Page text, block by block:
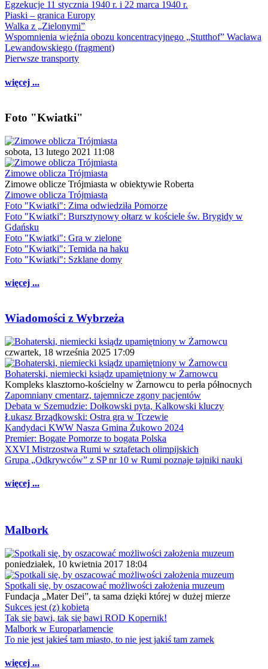
Egzekucje 11 stycznia 1940 r. i 22 marca 1940 r.
Piaski – granica Europy
Walka z „Zielonymi”
Wspomnienia więźnia obozu koncentracyjnego „Stutthof” Wacława
Lewandowskiego (fragment)
Pierwsze transporty
więcej ...
Foto "Kwiatki"
sobota, 13 lutego 2021 11:08
Zimowe oblicza Trójmiasta
Zimowe oblicze Trójmiasta w obiektywie Roberta
Zimowe oblicza Trójmiasta
Foto "Kwiatki": Zima odwiedziła Pomorze
Foto "Kwiatki": Bursztynowy ołtarz w kościele św. Brygidy w
Gdańsku
Foto "Kwiatki": Gra w zielone
Foto "Kwiatki": Temida na haku
Foto "Kwiatki": Szklane domy
więcej ...
Wiadomości z Wybrzeża
czwartek, 18 września 2025 17:09
Bohaterski, niemiecki ksiądz upamiętniony w Żarnowcu
Kompleks klasztorno-kościelny w Żarnowcu to perła północnych
Zapomniany cmentarz, tajemnicze zgony pacjentów
Debata w Szemudzie: Dołkowski pyta, Kalkowski kluczy
Łukasz Brządkowski: Ostra gra w Tczewie
Kandydaci KWW Nasza Gmina Żukowo 2024
Premier: Bogate Pomorze to bogata Polska
XXVI Mistrzostwa Rumi w sztafetach olimpijskich
Grupa „Odkrywców” z SP nr 10 w Rumi poznaje tajniki nauki
więcej ...
Malbork
poniedziałek, 10 kwietnia 2017 18:04
Spotkali się, by oszacować możliwości założenia muzeum
Fundacja „Mater Dei”, ta sama dzięki której w dużej mierze
Sukces jest (z) kobietą
Tak się bawi, tak się bawi ROD Kopernik!
Malbork w Europarlamencie
To nie jest jakieś tam miasto, to nie jest jakiś tam zamek
więcej ...